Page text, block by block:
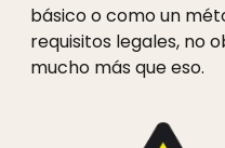
básico o como un
requisitos legales, no
mucho más que eso.